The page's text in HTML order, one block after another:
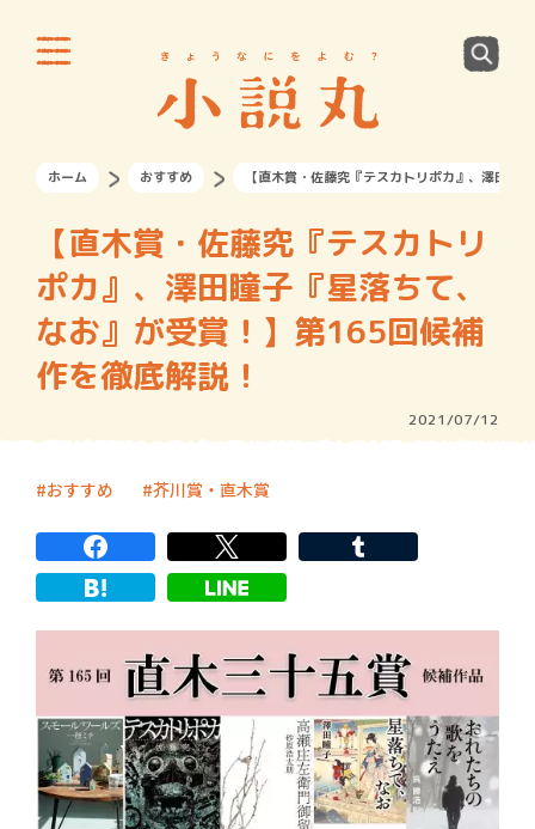
ホーム おすすめ 【直木賞・佐藤究『テスカトリポカ』、澤田
【直木賞・佐藤究『テスカトリ
ポカ』、澤田瞳子『星落ちて、
なお』が受賞！】第165回候補
作を徹底解説！
2021/07/12
おすすめ 芥川賞・直木賞